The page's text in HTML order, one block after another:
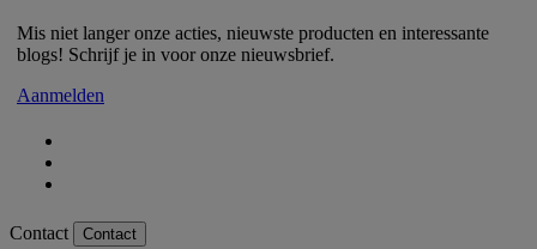
Mis niet langer onze acties, nieuwste producten en interessante
blogs! Schrijf je in voor onze nieuwsbrief.
Aanmelden
Contact Contact